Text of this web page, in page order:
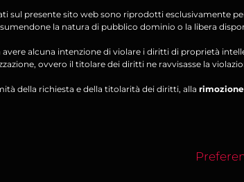
sul presente sito web sono riprodotti esclusivamente
la natura di pubblico dominio o la libera
avere alcuna intenzione di violare i diritti di proprietà
ovvero il titolare dei diritti ne ravvisasse la
della richiesta e della titolarità dei diritti, alla